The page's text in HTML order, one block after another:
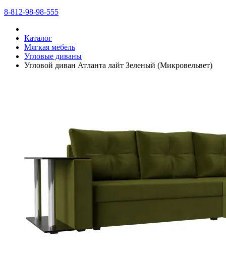
8-812-98-98-555
Каталог
Мягкая мебель
Угловые диваны
Угловой диван Атланта лайт Зеленый (Микровельвет)